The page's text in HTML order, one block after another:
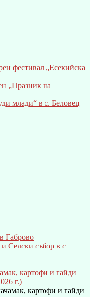
фестивал „Есекийска
„Празник на
млади“ в с. Беловец
Габрово
Селски събор в с.
картофи и гайди
г.)